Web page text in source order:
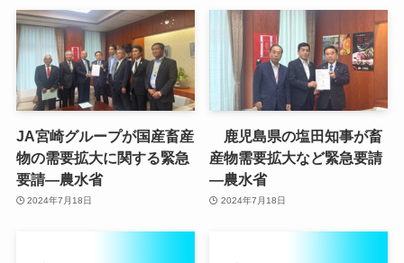
JA宮崎グループが国産畜産
物の需要拡大に関する緊急
要請—農水省
2024年7月18日
鹿児島県の塩田知事が畜
産物需要拡大など緊急要請
—農水省
2024年7月18日